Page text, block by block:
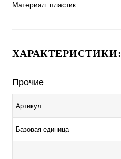
Материал: пластик
ХАРАКТЕРИСТИКИ:
Прочие
Артикул
Базовая единица